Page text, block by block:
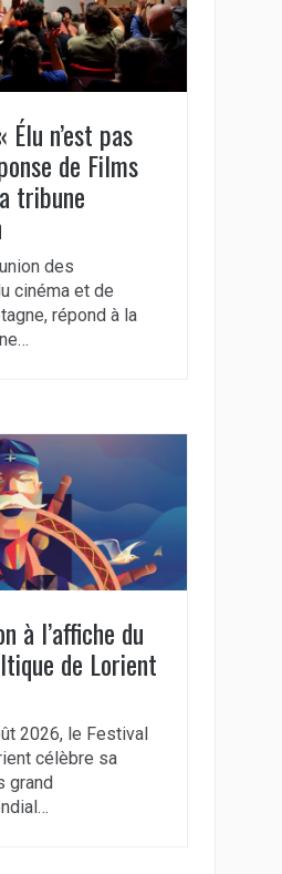
n’est pas
de Films
tribune
des
cinéma et de
répond à la
à l’affiche du
de Lorient
2026, le Festival
célèbre sa
grand